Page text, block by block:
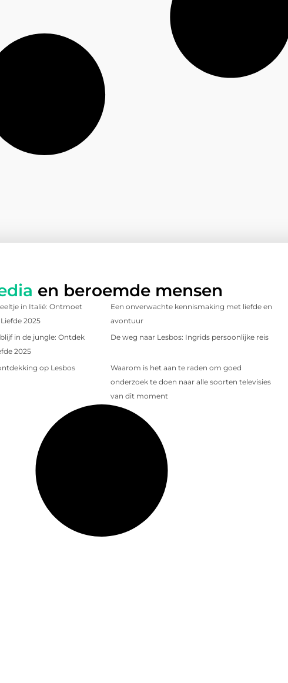
en beroemde mensen
in Italië: Ontmoet
2025
Een onverwachte kennismaking met liefde en
avontuur
in de jungle: Ontdek
2025
De weg naar Lesbos: Ingrids persoonlijke reis
op Lesbos
Waarom is het aan te raden om goed
onderzoek te doen naar alle soorten televisies
van dit moment